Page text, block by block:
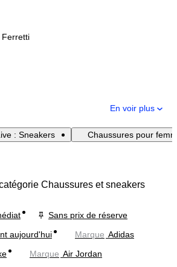
Ferretti
En voir plus
: Sneakers Chaussures pour
Chaussures et sneakers
Sans prix de réserve
aujourd'hui
Marque Adidas
Marque Air Jordan